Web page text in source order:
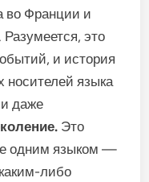
во Франции и
это
и история
носителей языка
даже
Это
одним языком —
либо